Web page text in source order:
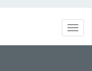
切
换